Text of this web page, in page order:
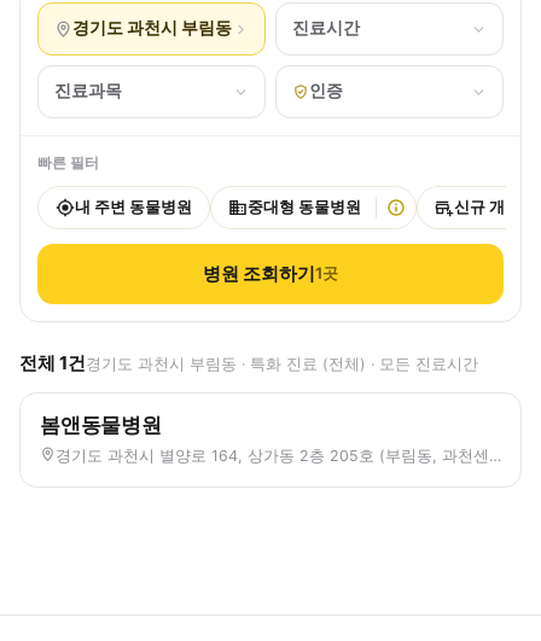
경기도 과천시 부림동 진료시간
진료과목 인증
빠른 필터
내 주변 동물병원 중대형 동물병원 신규 개원
병원 조회하기1곳
전체 1건경기도 과천시 부림동 · 특화 진료 (전체) · 모든 진료시간
봄앤동물병원
경기도 과천시 별양로 164, 상가동 2층 205호 (부림동, 과천센트럴파크푸르지오써밋)